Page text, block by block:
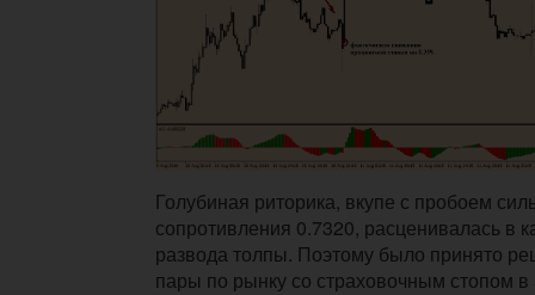
Голубиная риторика, вкупе с пробоем
сопротивления 0.7320, расценивалась в
развода толпы. Поэтому было принято
пары по рынку со страховочным стопом в